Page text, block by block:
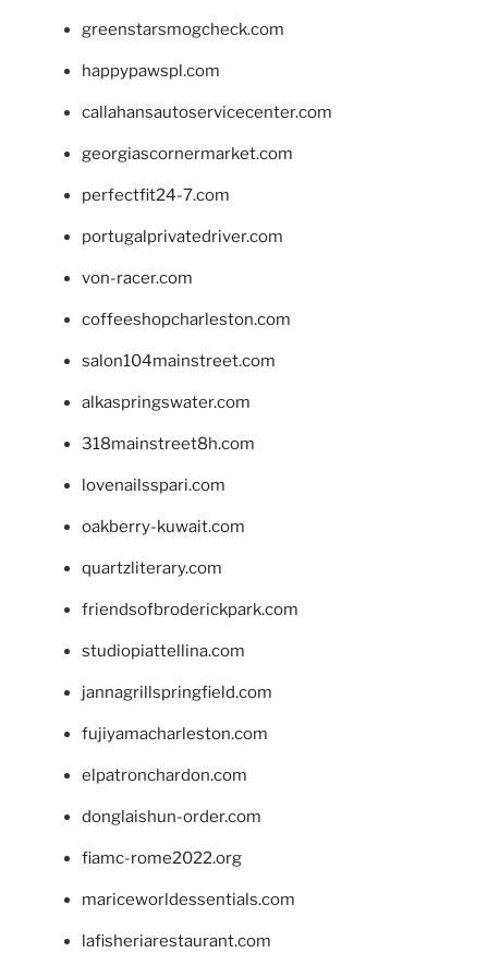
greenstarsmogcheck.com
happypawspl.com
callahansautoservicecenter.com
georgiascornermarket.com
perfectfit24-7.com
portugalprivatedriver.com
von-racer.com
coffeeshopcharleston.com
salon104mainstreet.com
alkaspringswater.com
318mainstreet8h.com
lovenailsspari.com
oakberry-kuwait.com
quartzliterary.com
friendsofbroderickpark.com
studiopiattellina.com
jannagrillspringfield.com
fujiyamacharleston.com
elpatronchardon.com
donglaishun-order.com
fiamc-rome2022.org
mariceworldessentials.com
lafisheriarestaurant.com